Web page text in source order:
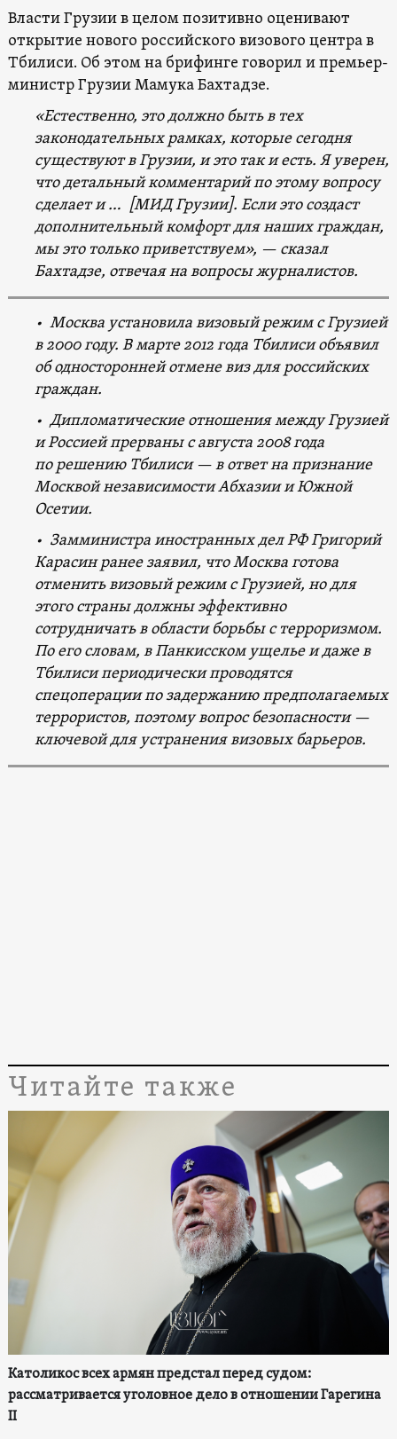
Власти Грузии в целом позитивно оценивают
открытие нового российского визового центра в
Тбилиси. Об этом на брифинге говорил и премьер-
министр Грузии Мамука Бахтадзе.
«Естественно, это должно быть в тех
законодательных рамках, которые сегодня
существуют в Грузии, и это так и есть. Я уверен,
что детальный комментарий по этому вопросу
сделает и … [МИД Грузии]. Если это создаст
дополнительный комфорт для наших граждан,
мы это только приветствуем», — сказал
Бахтадзе, отвечая на вопросы журналистов.
• Москва установила визовый режим с Грузией
в 2000 году. В марте 2012 года Тбилиси объявил
об односторонней отмене виз для российских
граждан.
• Дипломатические отношения между Грузией
и Россией прерваны с августа 2008 года
по решению Тбилиси — в ответ на признание
Москвой независимости Абхазии и Южной
Осетии.
• Замминистра иностранных дел РФ Григорий
Карасин ранее заявил, что Москва готова
отменить визовый режим с Грузией, но для
этого страны должны эффективно
сотрудничать в области борьбы с терроризмом.
По его словам, в Панкисском ущелье и даже в
Тбилиси периодически проводятся
спецоперации по задержанию предполагаемых
террористов, поэтому вопрос безопасности —
ключевой для устранения визовых барьеров.
Читайте также
Католикос всех армян предстал перед судом:
рассматривается уголовное дело в отношении Гарегина
II